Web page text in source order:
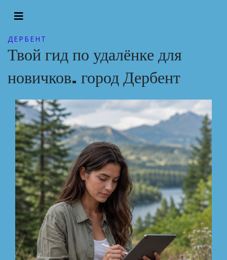
ДЕРБЕНТ
Твой гид по удалёнке для
новичков. город Дербент